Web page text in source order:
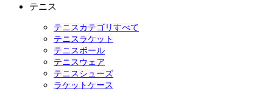
テニス
テニスカテゴリすべて
テニスラケット
テニスボール
テニスウェア
テニスシューズ
ラケットケース